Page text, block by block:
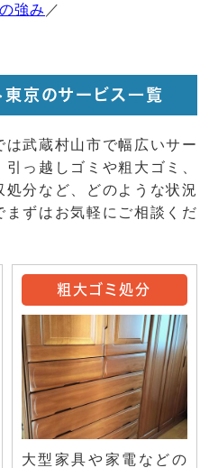
強み ／
京のサービス一覧
武蔵村山市で幅広いサー
っ越しゴミや粗大ゴミ、
分など、どのような状況
ずはお気軽にご相談くだ
粗大ゴミ処分
大型家具や家電などの